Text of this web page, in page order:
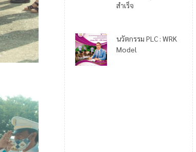
สำเร็จ
นวัตกรรม PLC : WRK
Model